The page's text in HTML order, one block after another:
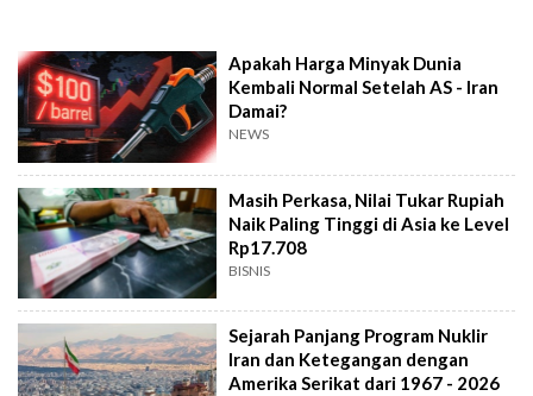
Apakah Harga Minyak Dunia
Kembali Normal Setelah AS - Iran
Damai?
NEWS
Masih Perkasa, Nilai Tukar Rupiah
Naik Paling Tinggi di Asia ke Level
Rp17.708
BISNIS
Sejarah Panjang Program Nuklir
Iran dan Ketegangan dengan
Amerika Serikat dari 1967 - 2026